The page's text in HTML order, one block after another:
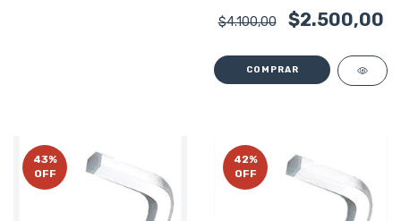
$4.100,00 $2.500,00
43%
OFF
42%
OFF